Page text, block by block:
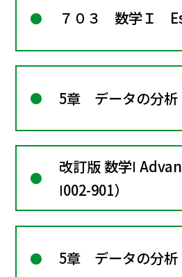
７０３ 数学Ｉ
5章 データの分析
改訂版 数学Ⅰ
Ⅰ002-901）
5章 データの分析